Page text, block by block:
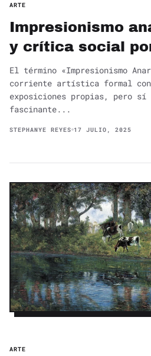
ARTE
Impresionismo
y crítica social
El término «Impresionismo
corriente artística formal
exposiciones propias, pero sí
fascinante...
STEPHANYE REYES 17 JULIO, 2025
ARTE